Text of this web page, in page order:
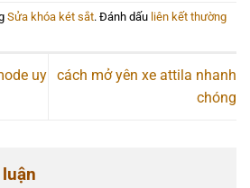
Sửa khóa két sắt. Đánh dấu liên kết thường
uy cách mở yên xe attila nhanh
chóng